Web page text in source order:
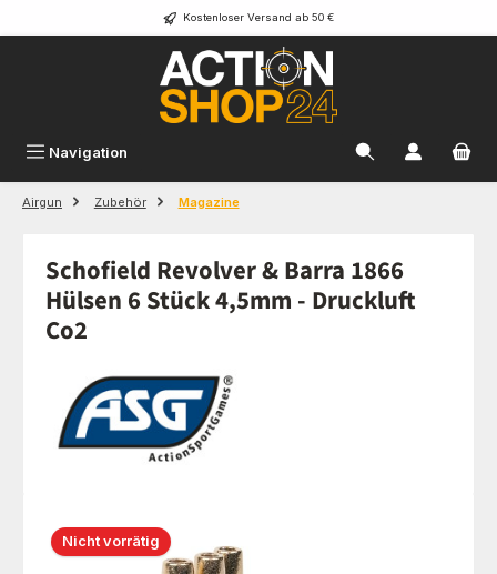
Zum Hauptinhalt springen Kostenloser Versand ab 50 €
Navigation
Airgun Zubehör Magazine
Schofield Revolver & Barra 1866
Hülsen 6 Stück 4,5mm - Druckluft
Co2
Bildergalerie überspringen
Nicht vorrätig